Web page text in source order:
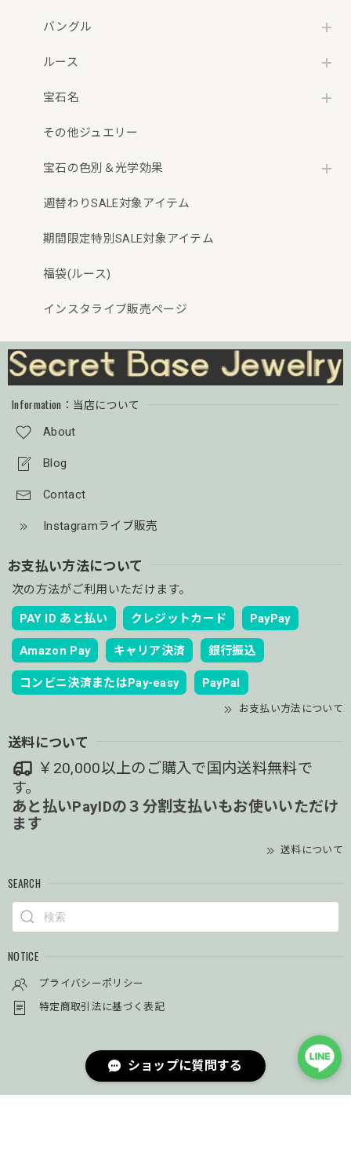
バングル
ルース
宝石名
その他ジュエリー
宝石の色別＆光学効果
週替わりSALE対象アイテム
期間限定特別SALE対象アイテム
福袋(ルース)
インスタライブ販売ページ
Information：当店について
About
Blog
Contact
Instagramライブ販売
お支払い方法について
次の方法がご利用いただけます。
PAY ID あと払い クレジットカード PayPay
Amazon Pay キャリア決済 銀行振込
コンビニ決済またはPay-easy PayPal
お支払い方法について
送料について
￥20,000以上のご購入で国内送料無料で
す。
あと払いPayIDの３分割支払いもお使いいただけ
ます
送料について
SEARCH
NOTICE
プライバシーポリシー
特定商取引法に基づく表記
ショップに質問する